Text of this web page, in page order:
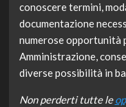
conoscere termini,
documentazione
numerose opportunità
Amministrazione,
diverse possibilità in
Non perderti tutte le